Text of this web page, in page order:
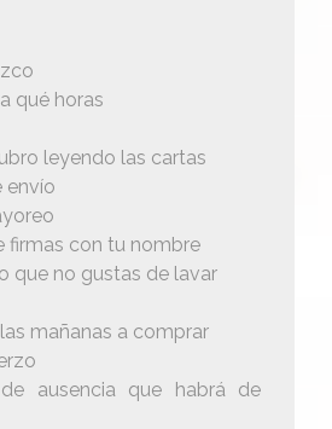
qué horas
leyendo las cartas
firmas con tu nombre
que no gustas de lavar
mañanas a comprar
que habrá de